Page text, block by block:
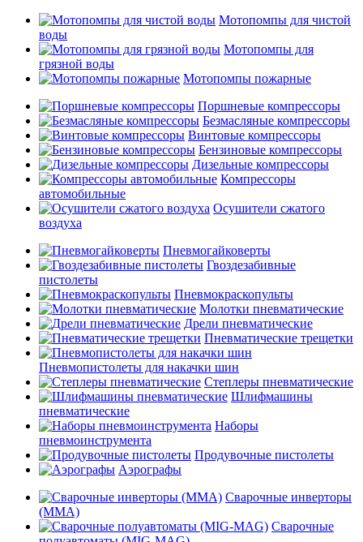
Мотопомпы для чистой
воды
Мотопомпы для
грязной воды
Мотопомпы пожарные
Поршневые компрессоры
Безмасляные компрессоры
Винтовые компрессоры
Бензиновые компрессоры
Дизельные компрессоры
Компрессоры
автомобильные
Осушители сжатого
воздуха
Пневмогайковерты
Гвоздезабивные
пистолеты
Пневмокраскопульты
Молотки пневматические
Дрели пневматические
Пневматические трещетки
Пневмопистолеты для накачки шин
Степлеры пневматические
Шлифмашины
пневматические
Наборы
пневмоинструмента
Продувочные пистолеты
Аэрографы
Сварочные инверторы
(MMA)
Сварочные